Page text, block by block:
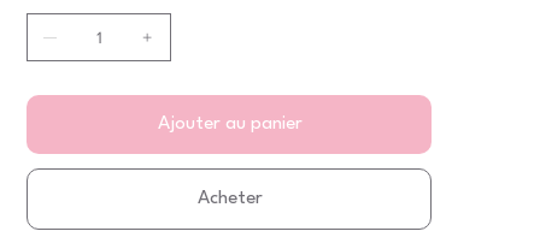
été pensé pour en faire un produit d’une
exceptionnelle qualité. Vous aller adorer les
utiliser !
Ajouter au panier
Acheter